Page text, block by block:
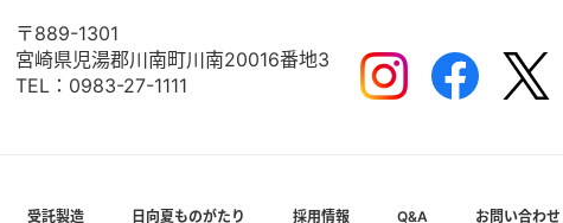
〒889-1301
宮崎県児湯郡川南町川南20016番地3
TEL： 0983-27-1111
受託製造 日向夏ものがたり 採用情報 Q&A お問い合わせ